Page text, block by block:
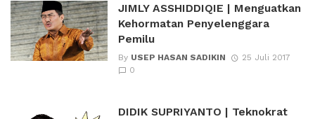
JIMLY ASSHIDDIQIE | Menguatkan
Kehormatan Penyelenggara
Pemilu
By USEP HASAN SADIKIN
25 Juli 2017
0
DIDIK SUPRIYANTO | Teknokrat